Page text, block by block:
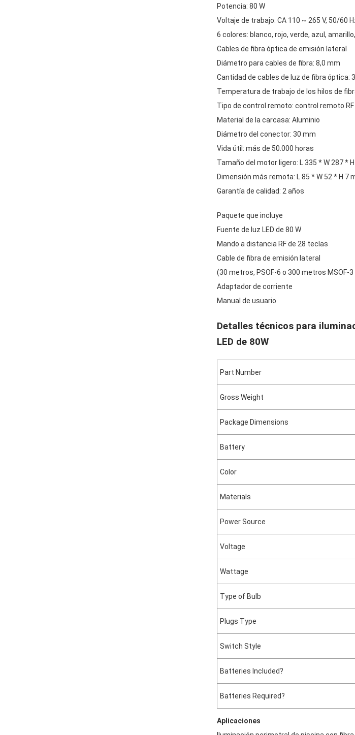
Potencia: 80 W
Voltaje de trabajo: CA 110 ~ 265 V, 50/60
6 colores: blanco, rojo, verde, azul,
Cables de fibra óptica de emisión lateral
Diámetro para cables de fibra: 8,0 mm
Cantidad de cables de luz de fibra óptica:
Temperatura de trabajo de los hilos de
Tipo de control remoto: control remoto
Material de la carcasa: Aluminio
Diámetro del conector: 30 mm
Vida útil: más de 50.000 horas
Tamaño del motor ligero: L 335 * W 287 *
Dimensión más remota: L 85 * W 52 * H 7
Garantía de calidad: 2 años
Paquete que incluye
Fuente de luz LED de 80 W
Mando a distancia RF de 28 teclas
Cable de fibra de emisión lateral
(30 metros, PSOF-6 o 300 metros MSOF-3
Adaptador de corriente
Manual de usuario
Detalles técnicos para
LED de 80W
Part Number
Gross Weight
Package Dimensions
Battery
Color
Materials
Power Source
Voltage
Wattage
Type of Bulb
Plugs Type
Switch Style
Batteries Included?
Batteries Required?
Aplicaciones